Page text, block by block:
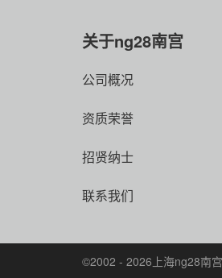
关于ng28南宫
公司概况
资质荣誉
招贤纳士
联系我们
©2002 - 2026上海ng28南